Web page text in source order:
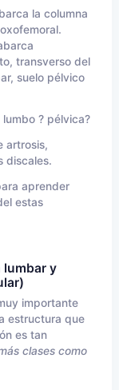
la columna
transverso del
suelo pélvico
? pélvica?
artrosis,
discales.
aprender
estas
lumbar y
importante
estructura que
es tan
clases como